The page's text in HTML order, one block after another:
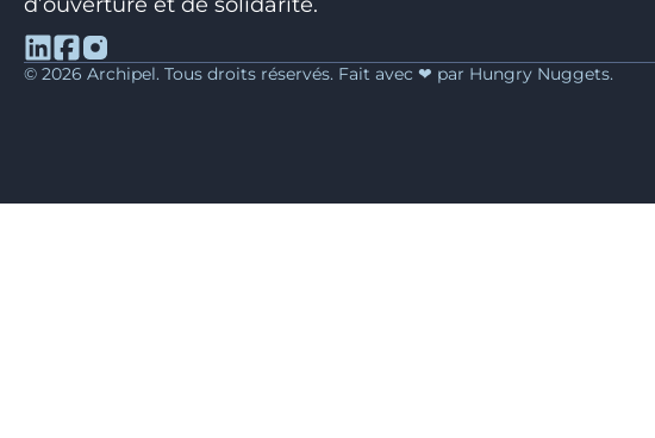
d’ouverture et de solidarité.
© 2026 Archipel. Tous droits réservés. Fait avec ❤ par Hungry Nuggets.